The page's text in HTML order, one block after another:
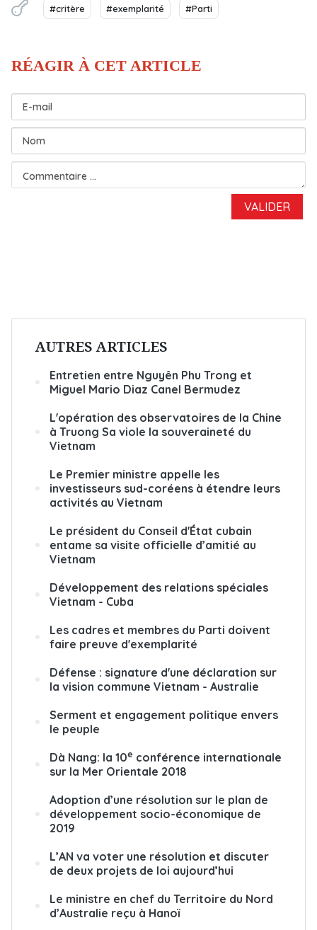
#critère #exemplarité #Parti
AUTRES ARTICLES
Entretien entre Nguyên Phu Trong et
Miguel Mario Diaz Canel Bermudez
L'opération des observatoires de la Chine
à Truong Sa viole la souveraineté du
Vietnam
Le Premier ministre appelle les
investisseurs sud-coréens à étendre leurs
activités au Vietnam
Le président du Conseil d'État cubain
entame sa visite officielle d’amitié au
Vietnam
Développement des relations spéciales
Vietnam - Cuba
Les cadres et membres du Parti doivent
faire preuve d'exemplarité
Défense : signature d'une déclaration sur
la vision commune Vietnam - Australie
Serment et engagement politique envers
le peuple
Dà Nang: la 10e conférence internationale
sur la Mer Orientale 2018
Adoption d’une résolution sur le plan de
développement socio-économique de
2019
L’AN va voter une résolution et discuter
de deux projets de loi aujourd’hui
Le ministre en chef du Territoire du Nord
d’Australie reçu à Hanoï